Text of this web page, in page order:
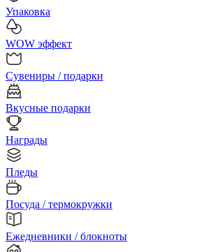
Упаковка
WOW эффект
Сувениры / подарки
Вкусные подарки
Награды
Пледы
Посуда / термокружки
Ежедневники / блокноты